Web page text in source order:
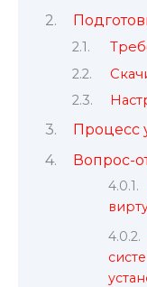
Процесс
Вопрос-